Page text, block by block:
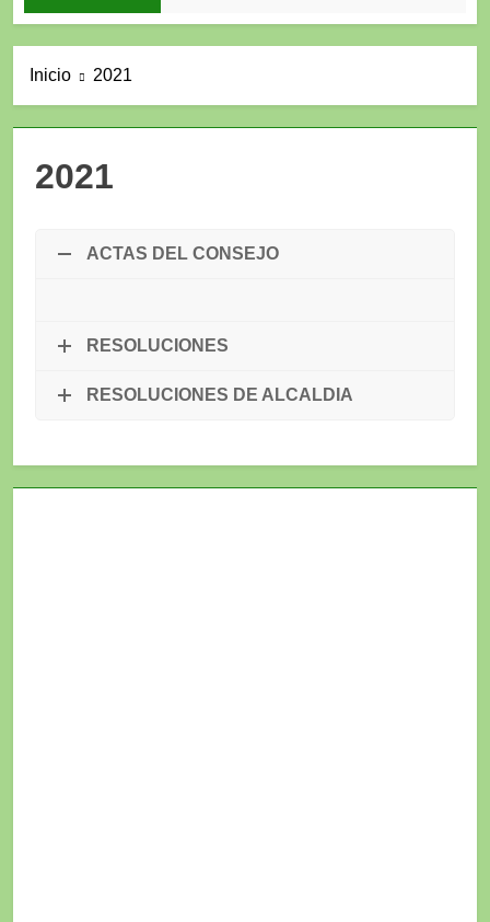
Inicio 2021
2021
ACTAS DEL CONSEJO
RESOLUCIONES
RESOLUCIONES DE ALCALDIA